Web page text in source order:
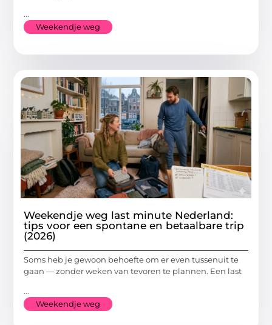
...
Weekendje weg
Weekendje weg last minute Nederland:
tips voor een spontane en betaalbare trip
(2026)
Soms heb je gewoon behoefte om er even tussenuit te
gaan — zonder weken van tevoren te plannen. Een last
...
Weekendje weg